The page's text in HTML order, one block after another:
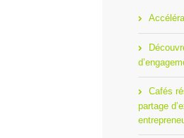
Cafés
partage